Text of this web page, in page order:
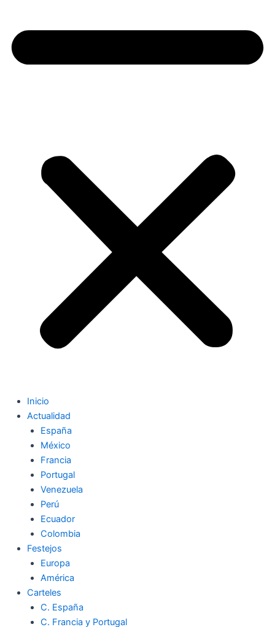
Inicio
Actualidad
España
México
Francia
Portugal
Venezuela
Perú
Ecuador
Colombia
Festejos
Europa
América
Carteles
C. España
C. Francia y Portugal